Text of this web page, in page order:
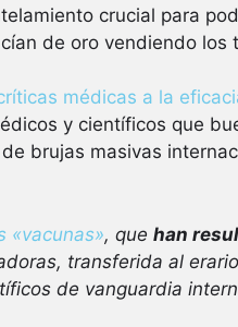
crucial para
de oro vendiendo los
médicas a la
y científicos que
brujas masivas
«vacunas», que han
transferida al
de vanguardia